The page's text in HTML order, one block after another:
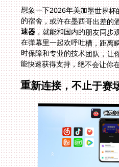
想象一下2026年美加墨世界
的宿舍，或许在墨西哥出差的
速器，就能和国内的朋友同步
在弹幕里一起欢呼吐槽，距
时保障和专业的技术团队，
能快速获得支持，绝不会让你
重新连接，不止于赛